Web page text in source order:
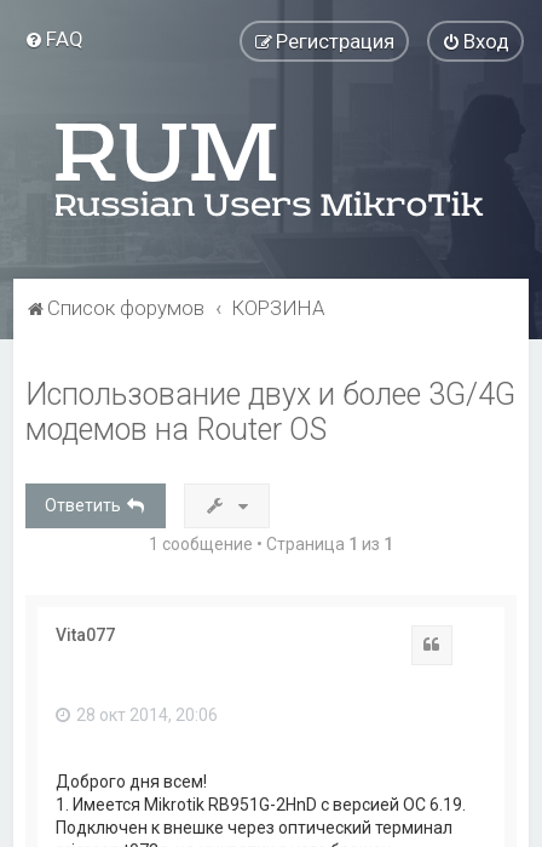
FAQ Вход
Регистрация
Список форумов КОРЗИНА
Использование двух и более 3G/4G
модемов на Router OS
Ответить
1 сообщение • Страница 1 из 1
Vita077
28 окт 2014, 20:06
Доброго дня всем!
1. Имеется Mikrotik RB951G-2HnD с версией ОС 6.19.
Подключен к внешке через оптический терминал